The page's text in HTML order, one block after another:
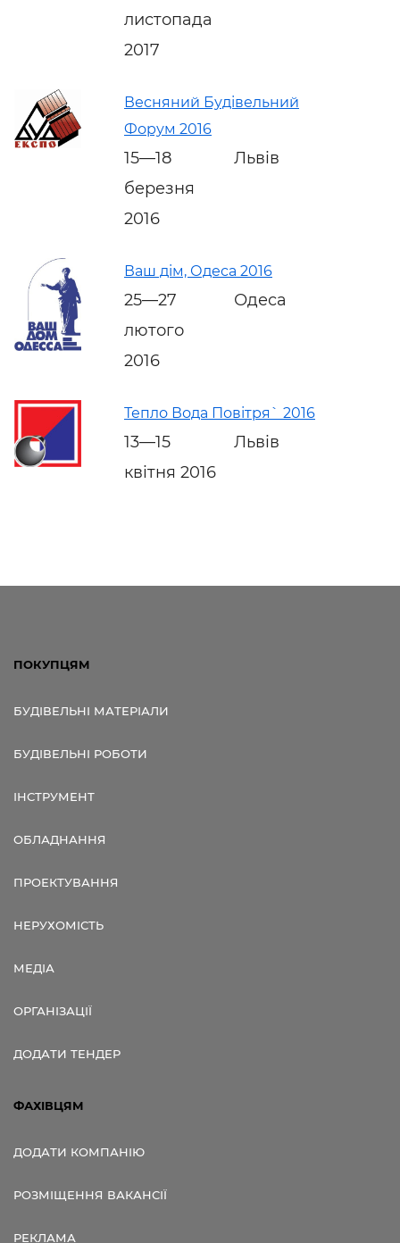
листопада
2017
Весняний Будівельний
Форум 2016
15—18
березня
2016
Львів
Ваш дім, Одеса 2016
25—27
лютого
2016
Одеса
Тепло Вода Повітря` 2016
13—15
квітня 2016
Львів
ПОКУПЦЯМ
БУДІВЕЛЬНІ МАТЕРІАЛИ
БУДІВЕЛЬНІ РОБОТИ
ІНСТРУМЕНТ
ОБЛАДНАННЯ
ПРОЕКТУВАННЯ
НЕРУХОМІСТЬ
МЕДІА
ОРГАНІЗАЦІЇ
ДОДАТИ ТЕНДЕР
ФАХІВЦЯМ
ДОДАТИ КОМПАНІЮ
РОЗМІЩЕННЯ ВАКАНСІЇ
РЕКЛАМА